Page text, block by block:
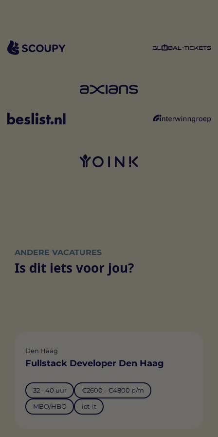
ANDERE VACATURES
Is dit iets voor jou?
Den Haag
Fullstack Developer Den Haag
32 - 40 uur €2600 - €4800 p/m
MBO/HBO ict-it